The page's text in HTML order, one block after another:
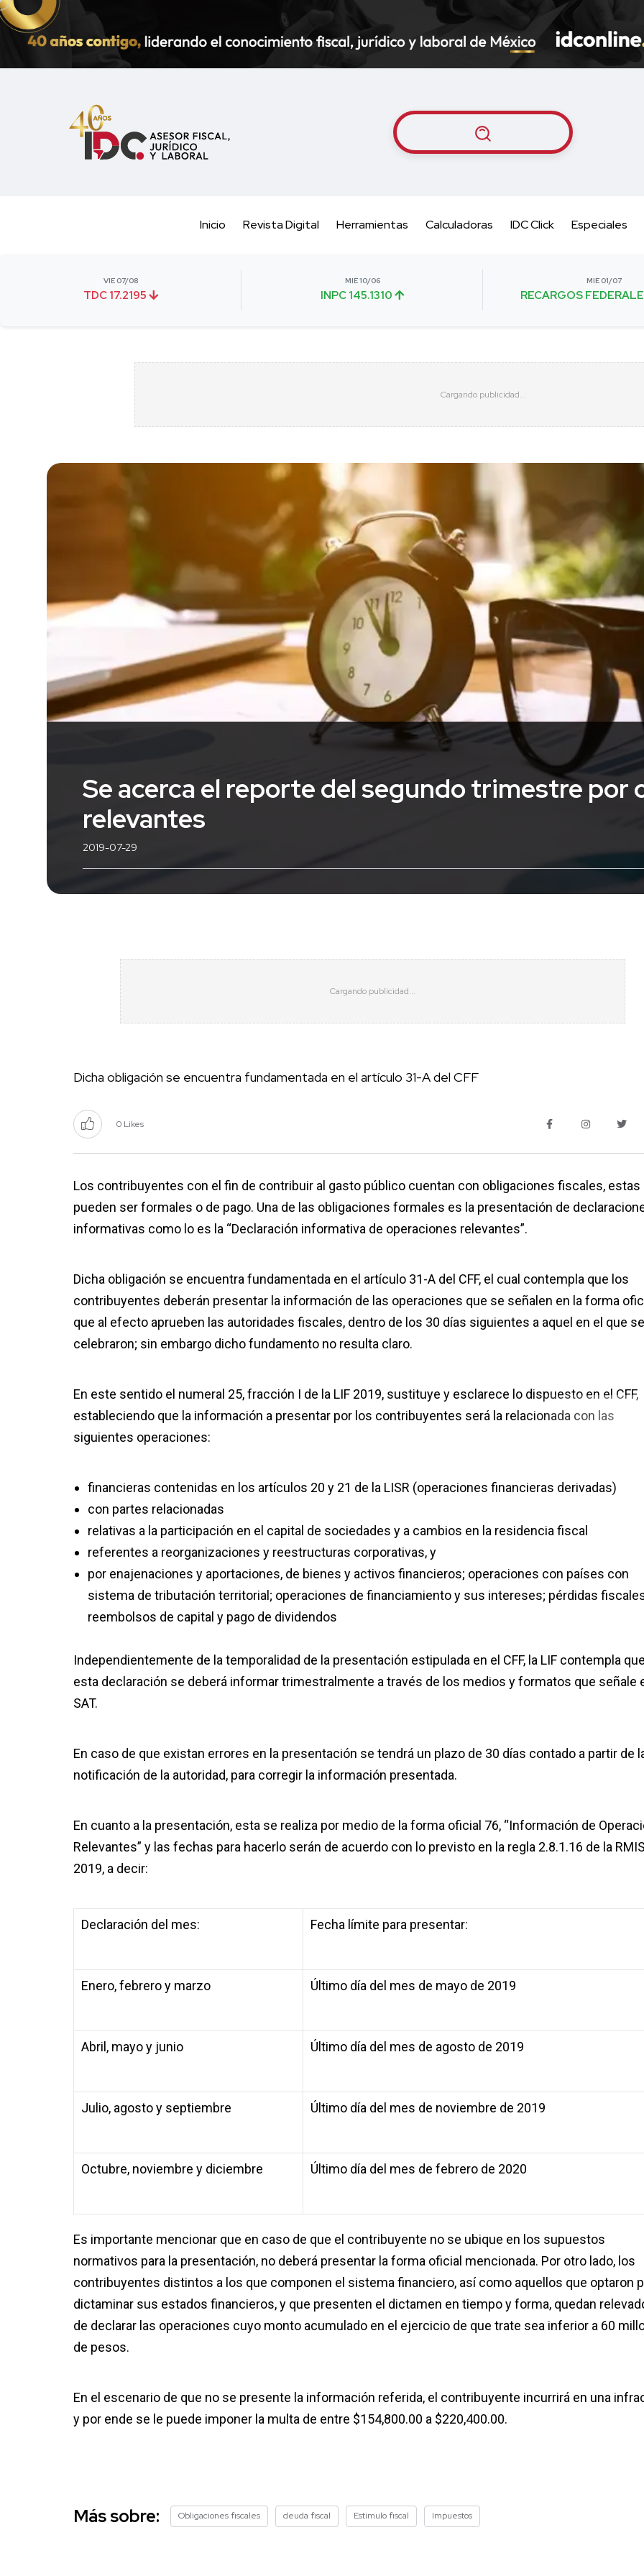
Inicio Revista Digital Herramientas Calculadoras IDC Click Especiales
VIE 07/08
TDC 17.2195
MIE 10/06
INPC 145.1310
MIE 01/07
RECARGOS
Se acerca el reporte del segundo trimestre por
relevantes
2019-07-29
Dicha obligación se encuentra fundamentada en el artículo 31-A del CFF
0 Likes
Los contribuyentes con el fin de contribuir al gasto público cuentan con obligaciones fiscales, estas
pueden ser formales o de pago. Una de las obligaciones formales es la presentación de
informativas como lo es la “Declaración informativa de operaciones relevantes”.
Dicha obligación se encuentra fundamentada en el artículo 31-A del CFF, el cual contempla que los
contribuyentes deberán presentar la información de las operaciones que se señalen en la forma
que al efecto aprueben las autoridades fiscales, dentro de los 30 días siguientes a aquel en el que se
celebraron; sin embargo dicho fundamento no resulta claro.
En este sentido el numeral 25, fracción I de la LIF 2019, sustituye y esclarece lo dispuesto en el CFF,
estableciendo que la información a presentar por los contribuyentes será la relacionada con las
siguientes operaciones:
financieras contenidas en los artículos 20 y 21 de la LISR (operaciones financieras derivadas)
con partes relacionadas
relativas a la participación en el capital de sociedades y a cambios en la residencia fiscal
referentes a reorganizaciones y reestructuras corporativas, y
por enajenaciones y aportaciones, de bienes y activos financieros; operaciones con países con
sistema de tributación territorial; operaciones de financiamiento y sus intereses; pérdidas
reembolsos de capital y pago de dividendos
Independientemente de la temporalidad de la presentación estipulada en el CFF, la LIF contempla que
esta declaración se deberá informar trimestralmente a través de los medios y formatos que señale
SAT.
En caso de que existan errores en la presentación se tendrá un plazo de 30 días contado a partir de
notificación de la autoridad, para corregir la información presentada.
En cuanto a la presentación, esta se realiza por medio de la forma oficial 76, “Información de
Relevantes” y las fechas para hacerlo serán de acuerdo con lo previsto en la regla 2.8.1.16 de la
2019, a decir:
Declaración del mes: Fecha límite para presentar:
Enero, febrero y marzo Último día del mes de mayo de 2019
Abril, mayo y junio Último día del mes de agosto de 2019
Julio, agosto y septiembre Último día del mes de noviembre de 2019
Octubre, noviembre y diciembre Último día del mes de febrero de 2020
Es importante mencionar que en caso de que el contribuyente no se ubique en los supuestos
normativos para la presentación, no deberá presentar la forma oficial mencionada. Por otro lado, los
contribuyentes distintos a los que componen el sistema financiero, así como aquellos que optaron
dictaminar sus estados financieros, y que presenten el dictamen en tiempo y forma, quedan
de declarar las operaciones cuyo monto acumulado en el ejercicio de que trate sea inferior a 60
de pesos.
En el escenario de que no se presente la información referida, el contribuyente incurrirá en una
y por ende se le puede imponer la multa de entre $154,800.00 a $220,400.00.
Más sobre: Obligaciones fiscales deuda fiscal Estímulo fiscal Impuestos